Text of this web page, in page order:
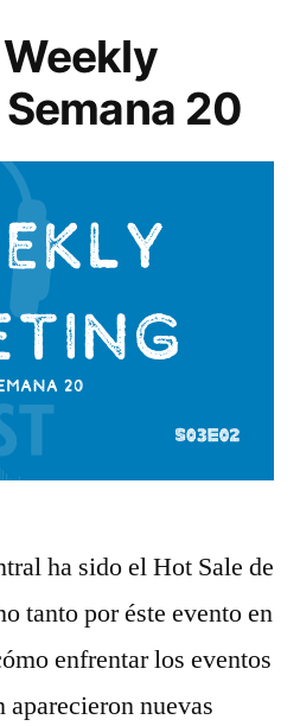
20
ha sido el Hot Sale de
tanto por éste evento en
enfrentar los eventos
aparecieron nuevas